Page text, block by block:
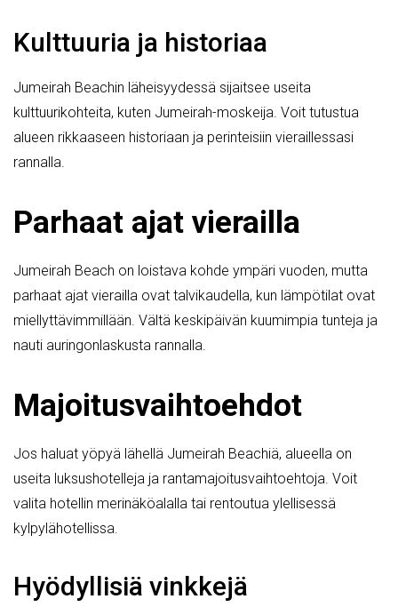
Kulttuuria ja historiaa
Jumeirah Beachin läheisyydessä sijaitsee useita
kulttuurikohteita, kuten Jumeirah-moskeija. Voit tutustua
alueen rikkaaseen historiaan ja perinteisiin vieraillessasi
rannalla.
Parhaat ajat vierailla
Jumeirah Beach on loistava kohde ympäri vuoden, mutta
parhaat ajat vierailla ovat talvikaudella, kun lämpötilat ovat
miellyttävimmillään. Vältä keskipäivän kuumimpia tunteja ja
nauti auringonlaskusta rannalla.
Majoitusvaihtoehdot
Jos haluat yöpyä lähellä Jumeirah Beachiä, alueella on
useita luksushotelleja ja rantamajoitusvaihtoehtoja. Voit
valita hotellin merinäköalalla tai rentoutua ylellisessä
kylpylähotellissa.
Hyödyllisiä vinkkejä